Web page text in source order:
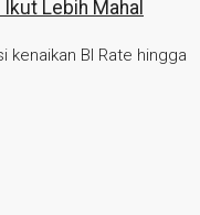
Lebih Mahal
BI Rate hingga